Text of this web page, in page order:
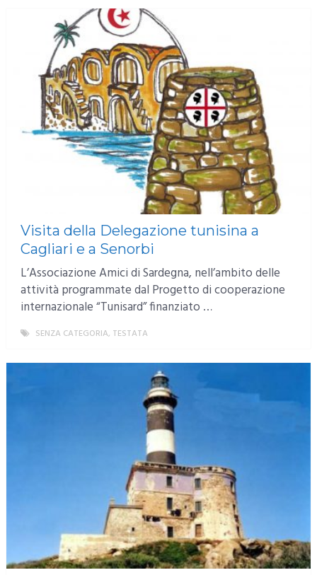
Visita della Delegazione tunisina a
Cagliari e a Senorbi
L’Associazione Amici di Sardegna, nell’ambito delle
attività programmate dal Progetto di cooperazione
internazionale “Tunisard” finanziato …
SENZA CATEGORIA, TESTATA